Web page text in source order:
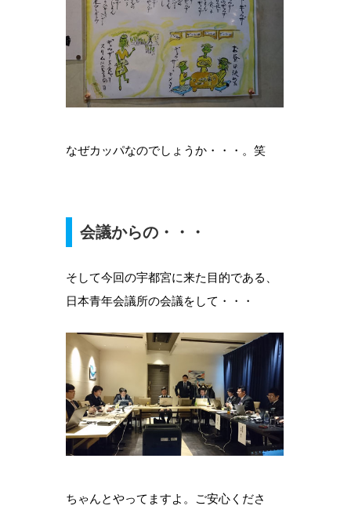
なぜカッパなのでしょうか・・・。笑
会議からの・・・
そして今回の宇都宮に来た目的である、
日本青年会議所の会議をして・・・
ちゃんとやってますよ。ご安心くださ